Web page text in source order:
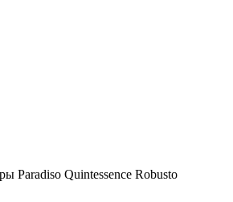
Paradiso Quintessence Robusto